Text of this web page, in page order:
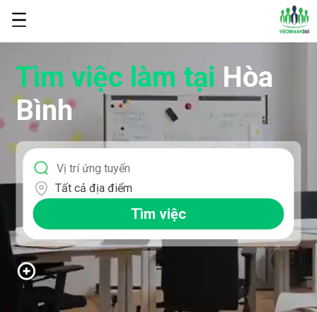
Tìm việc làm tại Hòa
Bình
Tất cả địa điểm
Tìm việc